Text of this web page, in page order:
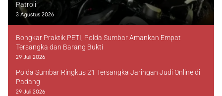
Patroli
3 Agustus 2026
Bongkar Praktik PETI, Polda Sumbar Amankan Empat
Tersangka dan Barang Bukti
29 Juli 2026
Polda Sumbar Ringkus 21 Tersangka Jaringan Judi Online di
Padang
29 Juli 2026